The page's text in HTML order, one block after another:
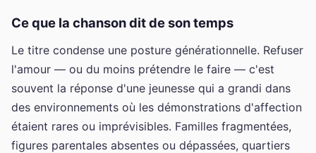
Ce que la chanson dit de son temps
Le titre condense une posture générationnelle. Refuser
l'amour — ou du moins prétendre le faire — c'est
souvent la réponse d'une jeunesse qui a grandi dans
des environnements où les démonstrations d'affection
étaient rares ou imprévisibles. Familles fragmentées,
figures parentales absentes ou dépassées, quartiers